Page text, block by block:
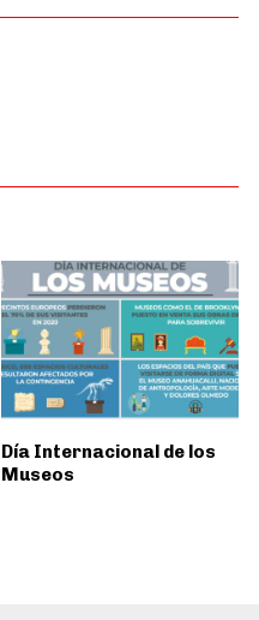
Día Internacional de los
Museos